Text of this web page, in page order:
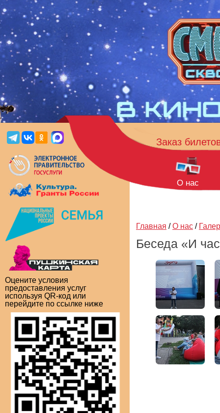
Оцените условия
предоставления услуг
используя QR-код или
перейдите по ссылке ниже
Заказ
О нас
Главная / О нас /
Беседа «И